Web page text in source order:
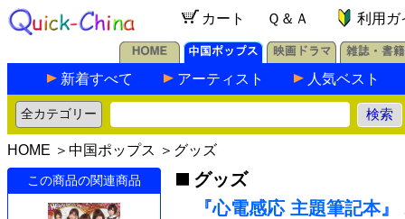
カート Ｑ＆Ａ 利用ガ
新着すべて アーティスト 人気ベスト
HOME ＞ 中国ポップス ＞ グッズ
この商品の関連商品
グッズ
『心電感応 主題筆記本